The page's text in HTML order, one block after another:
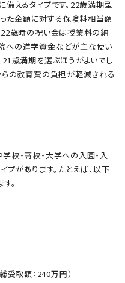
えるタイプです。22歳満期型
た金額に対する保険料相当額
22歳時の祝い金は授業料の納
への進学資金などが主な使い
歳満期を選ぶほうがよいでし
らの教育費の負担が軽減される
校・高校・大学への入園・入
があります。たとえば、以下
。
受取額：240万円）